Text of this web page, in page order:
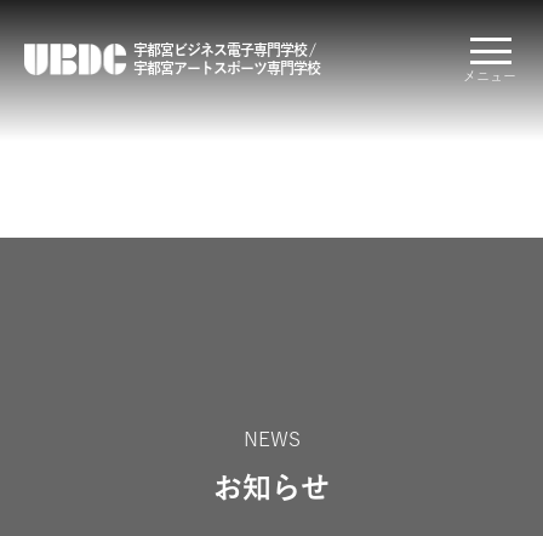
宇都宮ビジネス電子専門学校 /
宇都宮アートスポーツ専門学校
メニュー
NEWS
お知らせ